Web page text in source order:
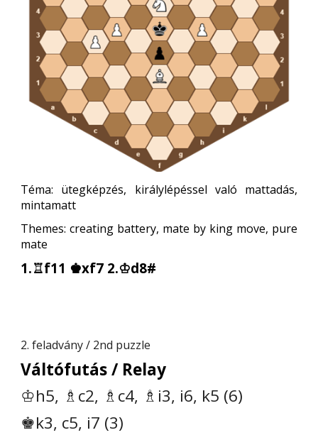
Téma: ütegképzés, királylépéssel való mattadás,
mintamatt
Themes: creating battery, mate by king move, pure
mate
1.♖f11 ♚xf7 2.♔d8#
2. feladvány / 2nd puzzle
Váltófutás / Relay
♔h5, ♗c2, ♗c4, ♗i3, i6, k5 (6)
♚k3, c5, i7 (3)